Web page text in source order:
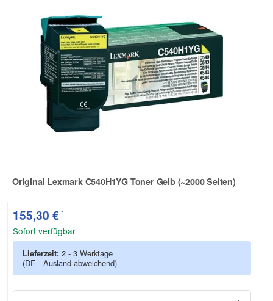
Original Lexmark C540H1YG Toner Gelb (~2000 Seiten)
Zur Artikelbewertung
155,30 €*
Sofort verfügbar
Lieferzeit: 2 - 3 Werktage
(DE - Ausland abweichend)